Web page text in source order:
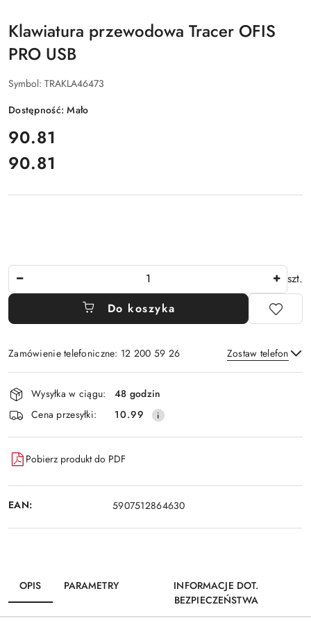
Klawiatura przewodowa Tracer OFIS
PRO USB
Symbol: TRAKLA46473
Dostępność:Mało
cena:
90.81
Cena:
90.81
szt.
Do koszyka
Zamówienie telefoniczne: 12 200 59 26 Zostaw telefon
Wyślij
Dostępność
i
dostawa
Wysyłka w ciągu:
48 godzin
Cena przesyłki:
10.99
Pobierz produkt do PDF
EAN: 5907512864630
OPIS PARAMETRY
INFORMACJE DOT.
BEZPIECZEŃSTWA